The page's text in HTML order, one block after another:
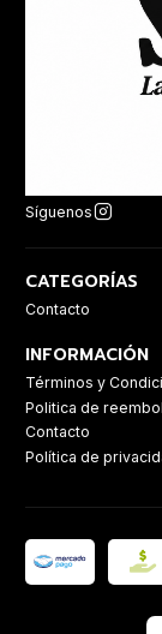
Síguenos
CATEGORÍAS
Contacto
INFORMACIÓN
Términos y
Politica de
Contacto
Política de